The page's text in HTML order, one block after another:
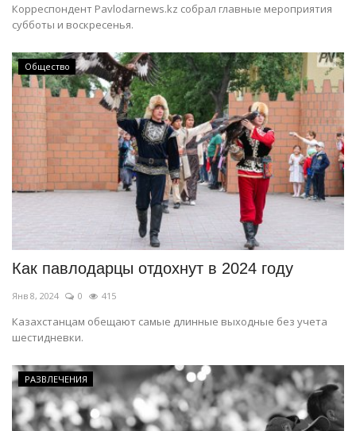
Корреспондент Pavlodarnews.kz собрал главные мероприятия
субботы и воскресенья.
Общество
Как павлодарцы отдохнут в 2024 году
Янв 8, 2024 0 415
Казахстанцам обещают самые длинные выходные без учета
шестидневки.
РАЗВЛЕЧЕНИЯ